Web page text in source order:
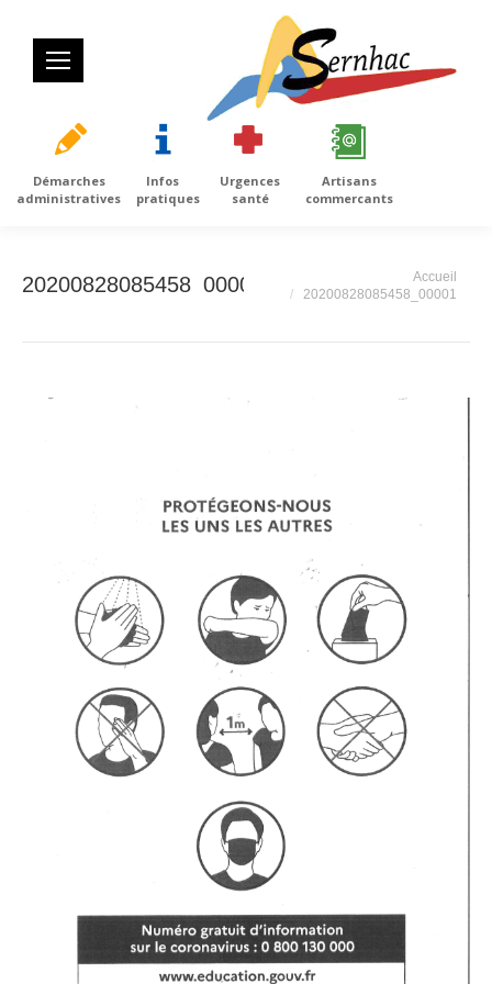
Démarches
administratives
Infos
pratiques
Urgences
santé
Artisans
commercants
20200828085458_00001
Accueil
20200828085458_00001